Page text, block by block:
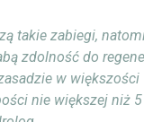
takie zabiegi,
zdolność do
w większości
nie większej niż